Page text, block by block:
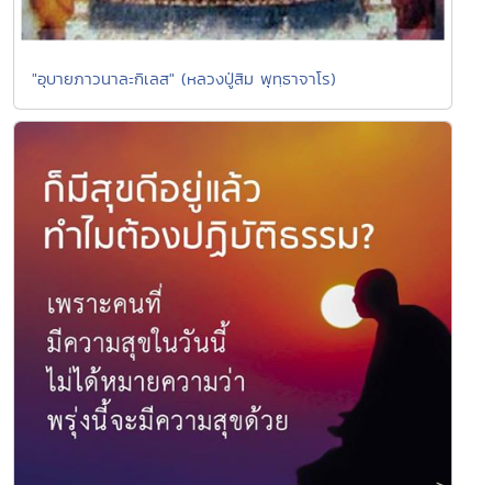
"อุบายภาวนาละกิเลส" (หลวงปู่สิม พุทฺธาจาโร)